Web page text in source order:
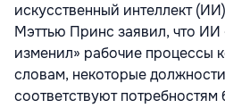
искусственный интеллект
Мэттью Принс заявил, что ИИ
изменил» рабочие процессы
словам, некоторые
соответствуют